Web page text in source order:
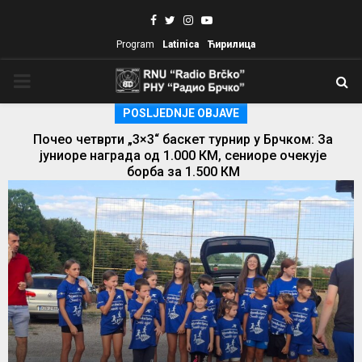
Facebook
TwitterInstagram
Youtube
Program Latinica Ћирилица
POSLJEDNJE OBJAVE
Почео четврти „3×3“ баскет турнир у Брчком: За
јуниоре награда од 1.000 КМ, сениоре очекује
борба за 1.500 КМ